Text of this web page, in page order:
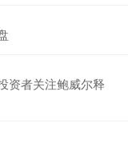
资者关注鲍威尔释